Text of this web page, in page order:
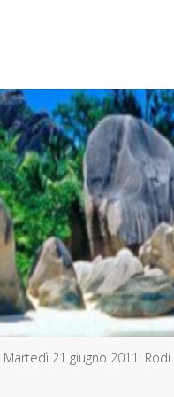
Martedì 21 giugno 2011: